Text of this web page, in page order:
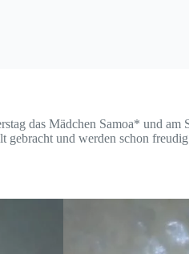
das Mädchen Samoa* und
und werden schon